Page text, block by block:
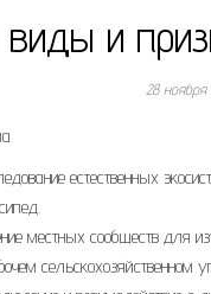
и
28 ноября
естественных
местных сообществ для
сельскохозяйственном